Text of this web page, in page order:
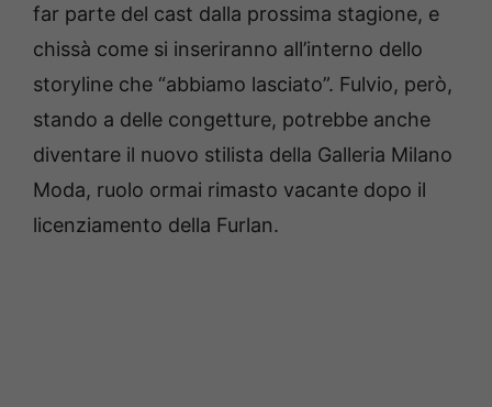
far parte del cast dalla prossima stagione, e
chissà come si inseriranno all’interno dello
storyline che “abbiamo lasciato”. Fulvio, però,
stando a delle congetture, potrebbe anche
diventare il nuovo stilista della Galleria Milano
Moda, ruolo ormai rimasto vacante dopo il
licenziamento della Furlan.